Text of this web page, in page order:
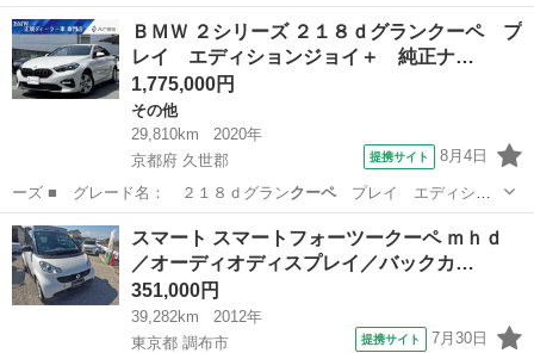
ペ■ ミッション：…
山形 山形市
ＢＭＷ ２シリーズ ２１８ｄグランクーペ プ
レイ エディションジョイ＋ 純正ナ…
1,775,000円
その他
29,810km
2020年
京都府 久世郡
提携サイト 8月4日
ーズ ■ グレード名： ２１８ｄグランクーペプレイ エディショ
ンジョイ＋ 純正ナ…
京都 久世郡 その他
スマート スマートフォーツークーペ ｍｈｄ
／オーディオディスプレイ／バックカ…
351,000円
39,282km
2012年
東京都 調布市
提携サイト 7月30日